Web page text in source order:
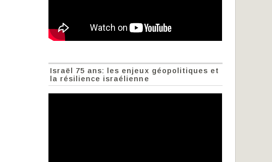
Israël 75 ans: les enjeux géopolitiques et
la résilience israélienne